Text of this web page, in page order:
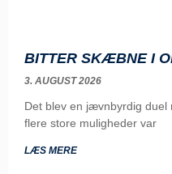
BITTER SKÆBNE I
3. AUGUST 2026
Det blev en jævnbyrdig duel
flere store muligheder var
LÆS MERE